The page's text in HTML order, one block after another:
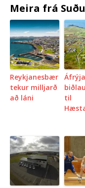
Meira frá
Reykjanesbær
tekur milljarð
að láni
til